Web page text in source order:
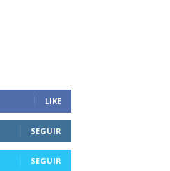
LIKE
SEGUIR
SEGUIR